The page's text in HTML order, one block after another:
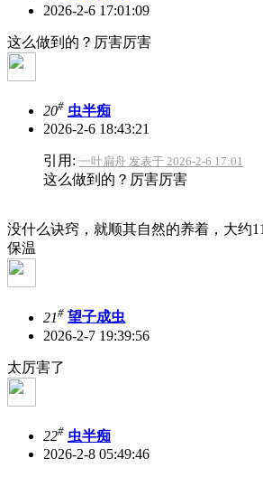
2026-2-6 17:01:09
这么做到的？厉害厉害
20# 虫半痴
2026-2-6 18:43:21
引用: 一叶扁舟 发表于 2026-2-6 17:01
这么做到的？厉害厉害
没什么诀窍，就顺其自然的养着，大约
保温
21# 望子成虫
2026-2-7 19:39:56
太厉害了
22# 虫半痴
2026-2-8 05:49:46